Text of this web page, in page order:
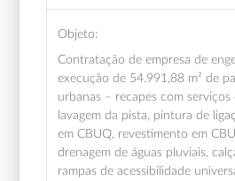
Objeto:
Contratação de empresa de
execução de 54.991,88 m² de
urbanas – recapes com serviços
lavagem da pista, pintura de
em CBUQ, revestimento em
drenagem de águas pluviais,
rampas de acessibilidade